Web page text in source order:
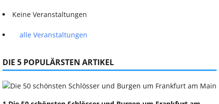
Keine Veranstaltungen
alle Veranstaltungen
DIE 5 POPULÄRSTEN ARTIKEL